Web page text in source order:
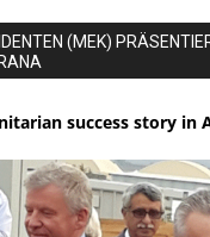
(MEK)
success story in